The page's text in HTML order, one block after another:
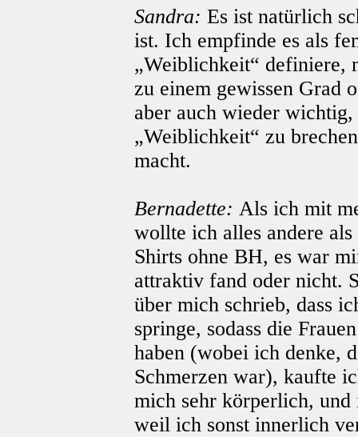
Sandra: Es ist natürlich
ist. Ich empfinde es als
„Weiblichkeit“ definiere,
zu einem gewissen Grad
aber auch wieder
„Weiblichkeit“ zu
macht.
Bernadette: Als ich mit
wollte ich alles andere
Shirts ohne BH, es war
attraktiv fand oder nicht.
über mich schrieb, dass
springe, sodass die
haben (wobei ich denke,
Schmerzen war), kaufte
mich sehr körperlich,
weil ich sonst innerlich